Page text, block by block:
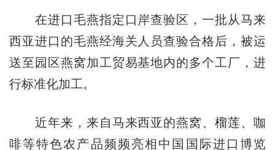
在进口毛燕指定口岸查验区，一批从马来
西亚进口的毛燕经海关人员查验合格后，被运
送至园区燕窝加工贸易基地内的多个工厂，进
行标准化加工。
近年来，来自马来西亚的燕窝、榴莲、咖
啡等特色农产品频频亮相中国国际进口博览